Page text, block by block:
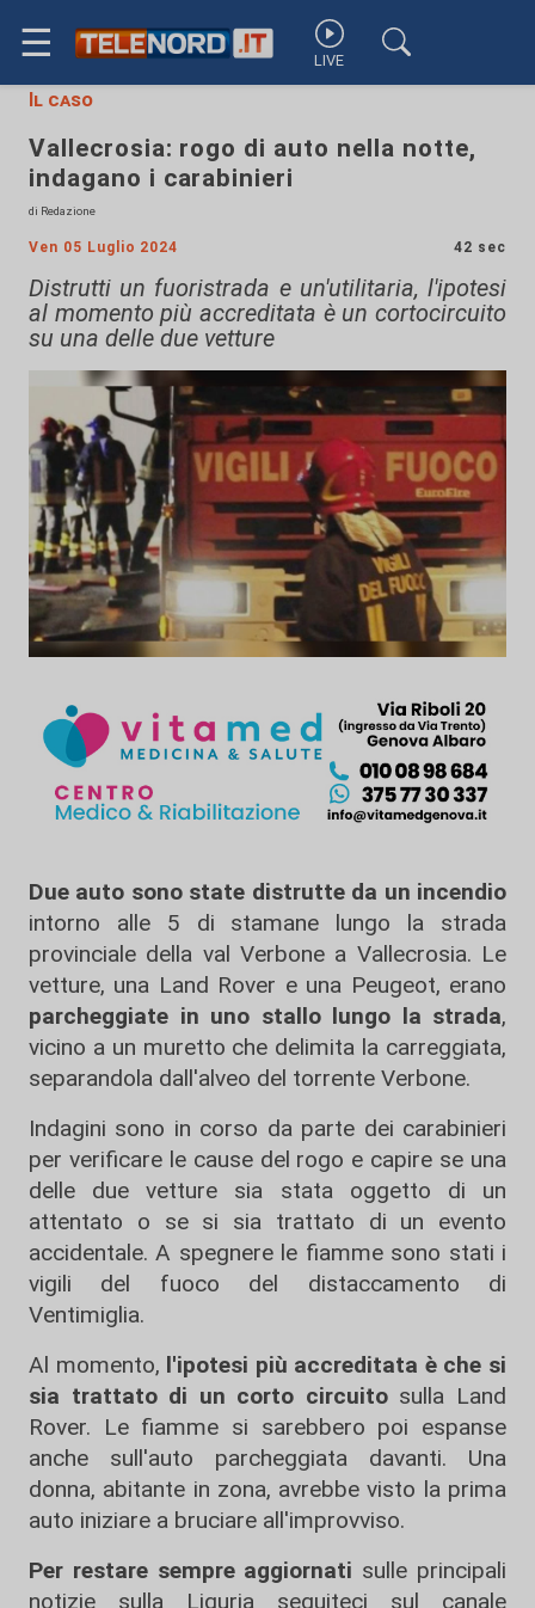
☰ LIVE
Il caso
Vallecrosia: rogo di auto nella notte,
indagano i carabinieri
di Redazione
Ven 05 Luglio 2024 42 sec
Distrutti un fuoristrada e un'utilitaria, l'ipotesi
al momento più accreditata è un cortocircuito
su una delle due vetture
Due auto sono state distrutte da un incendio
intorno alle 5 di stamane lungo la strada
provinciale della val Verbone a Vallecrosia. Le
vetture, una Land Rover e una Peugeot, erano
parcheggiate in uno stallo lungo la strada,
vicino a un muretto che delimita la carreggiata,
separandola dall'alveo del torrente Verbone.
Indagini sono in corso da parte dei carabinieri
per verificare le cause del rogo e capire se una
delle due vetture sia stata oggetto di un
attentato o se si sia trattato di un evento
accidentale. A spegnere le fiamme sono stati i
vigili del fuoco del distaccamento di
Ventimiglia.
Al momento, l'ipotesi più accreditata è che si
sia trattato di un corto circuito sulla Land
Rover. Le fiamme si sarebbero poi espanse
anche sull'auto parcheggiata davanti. Una
donna, abitante in zona, avrebbe visto la prima
auto iniziare a bruciare all'improvviso.
Per restare sempre aggiornati sulle principali
notizie sulla Liguria seguiteci sul canale